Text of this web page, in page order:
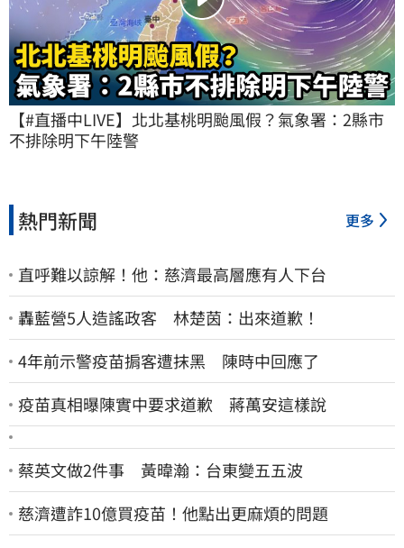
【#直播中LIVE】北北基桃明颱風假？氣象署：2縣市
不排除明下午陸警
熱門新聞 更多
直呼難以諒解！他：慈濟最高層應有人下台
轟藍營5人造謠政客 林楚茵：出來道歉！
4年前示警疫苗掮客遭抹黑 陳時中回應了
疫苗真相曝陳實中要求道歉 蔣萬安這樣說
蔡英文做2件事 黃暐瀚：台東變五五波
慈濟遭詐10億買疫苗！他點出更麻煩的問題